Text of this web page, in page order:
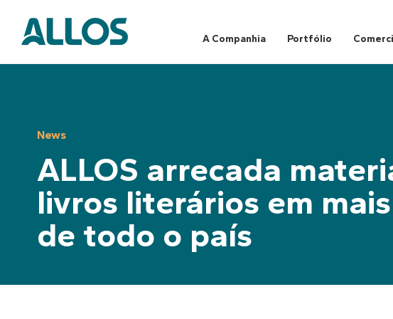
content
A Companhia Portfólio
News
ALLOS arrecada
livros literários em
de todo o país